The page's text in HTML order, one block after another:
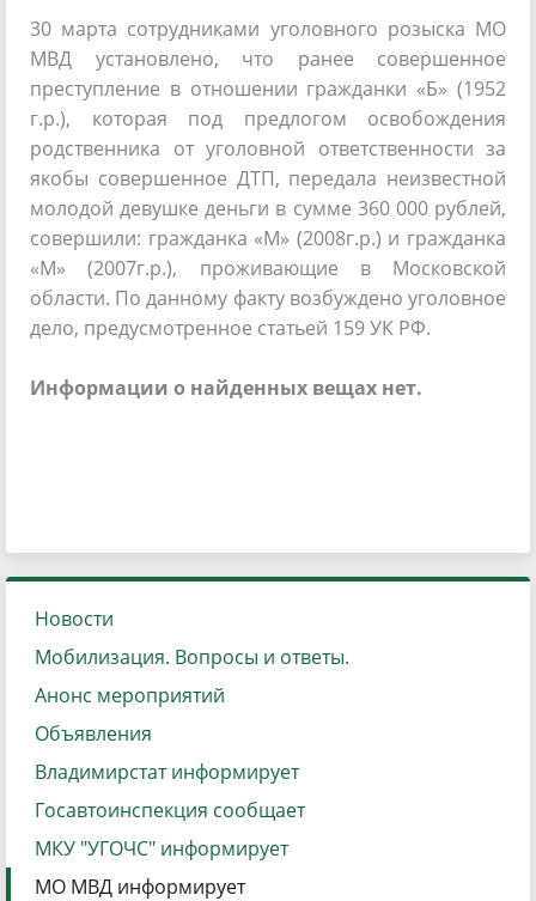
30 марта сотрудниками уголовного розыска МО
МВД установлено, что ранее совершенное
преступление в отношении гражданки «Б» (1952
г.р.), которая под предлогом освобождения
родственника от уголовной ответственности за
якобы совершенное ДТП, передала неизвестной
молодой девушке деньги в сумме 360 000 рублей,
совершили: гражданка «М» (2008г.р.) и гражданка
«М» (2007г.р.), проживающие в Московской
области. По данному факту возбуждено уголовное
дело, предусмотренное статьей 159 УК РФ.
Информации о найденных вещах нет.
Новости
Мобилизация. Вопросы и ответы.
Анонс мероприятий
Объявления
Владимирстат информирует
Госавтоинспекция сообщает
МКУ "УГОЧС" информирует
МО МВД информирует